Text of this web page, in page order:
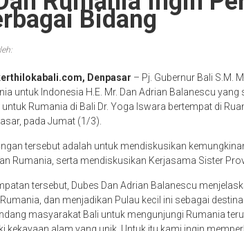
Bidang
Denpasar – Pj. Gubernur Bali S.M.
untuk Indonesia H.E. Mr. Dan Adrian Balanescu
Rumania di Bali Dr. Yoga Iswara bertempat di
pada Jumat (1/3).
tersebut adalah untuk mendiskusikan
Rumania, serta mendiskusikan Kerjasama Sister
tersebut, Dubes Dan Adrian Balanescu
dan menjadikan Pulau kecil ini sebagai
masyarakat Bali untuk mengunjungi Rumania